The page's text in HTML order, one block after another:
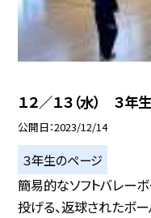
１２／１３（水） ３
公開日 2023/12/14
３年生のページ
簡易的なソフトバレー
投げる、返球されたボ